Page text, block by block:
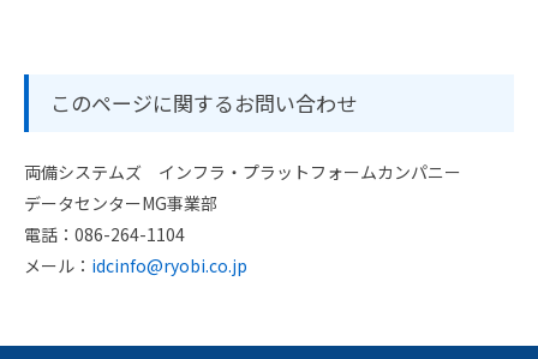
このページに関するお問い合わせ
両備システムズ インフラ・プラットフォームカンパニー
データセンターMG事業部
電話：086-264-1104
メール： idcinfo@ryobi.co.jp